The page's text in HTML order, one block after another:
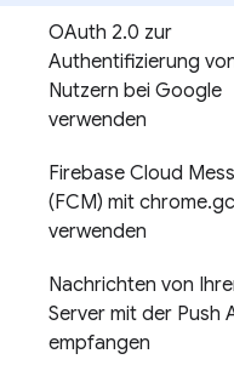
OAuth 2.0 zur
Authentifizierung
Nutzern bei Google
verwenden
Firebase Cloud
(FCM) mit chrome.
verwenden
Nachrichten von
Server mit der Push
empfangen